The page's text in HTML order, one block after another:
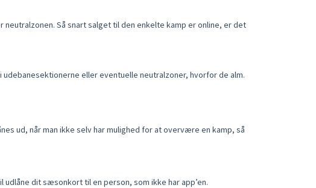
Så snart salget til den enkelte kamp er online, er det
eller eventuelle neutralzoner, hvorfor de alm.
ud, når man ikke selv har mulighed for at overvære en kamp, så
dit sæsonkort til en person, som ikke har app’en.